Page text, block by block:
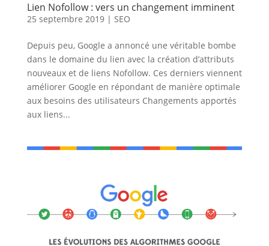
Lien Nofollow : vers un changement imminent
25 septembre 2019| SEO
Depuis peu, Google a annoncé une véritable bombe
dans le domaine du lien avec la création d’attributs
nouveaux et de liens Nofollow. Ces derniers viennent
améliorer Google en répondant de manière optimale
aux besoins des utilisateurs Changements apportés
aux liens...